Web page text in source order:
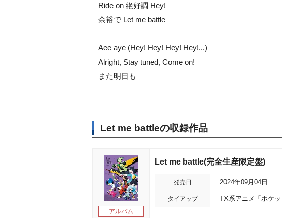
Ride on 絶好調 Hey!
余裕で Let me battle
Aee aye (Hey! Hey! Hey! Hey!...)
Alright, Stay tuned, Come on!
また明日も
Let me battleの収録作品
アルバム
Let me battle(完全生産限定盤)
発売日 2024年09月04日
タイアップ TX系アニメ「ポケ